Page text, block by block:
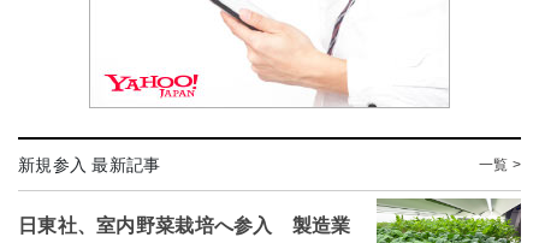
新規参入 最新記事 一覧 >
日東社、室内野菜栽培へ参入 製造業